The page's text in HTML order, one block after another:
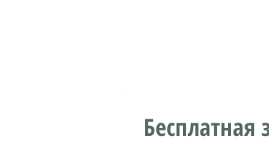
Бесплатная